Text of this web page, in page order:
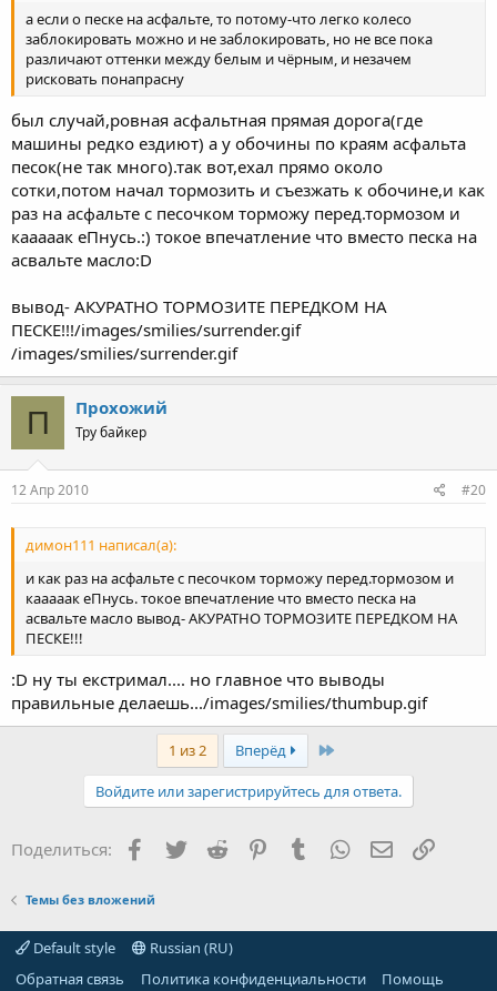
а если о песке на асфальте, то потому-что легко колесо
заблокировать можно и не заблокировать, но не все пока
различают оттенки между белым и чёрным, и незачем
рисковать понапрасну
был случай,ровная асфальтная прямая дорога(где
машины редко ездиют) а у обочины по краям асфальта
песок(не так много).так вот,ехал прямо около
сотки,потом начал тормозить и съезжать к обочине,и как
раз на асфальте с песочком торможу перед.тормозом и
кааааак еПнусь.:) токое впечатление что вместо песка на
асвальте масло:D
вывод- АКУРАТНО ТОРМОЗИТЕ ПЕРЕДКОМ НА
ПЕСКЕ!!!/images/smilies/surrender.gif
/images/smilies/surrender.gif
П Прохожий
Тру байкер
12 Апр 2010 #20
димон111 написал(а):
и как раз на асфальте с песочком торможу перед.тормозом и
кааааак еПнусь. токое впечатление что вместо песка на
асвальте масло вывод- АКУРАТНО ТОРМОЗИТЕ ПЕРЕДКОМ НА
ПЕСКЕ!!!
:D ну ты екстримал.... но главное что выводы
правильные делаешь.../images/smilies/thumbup.gif
1 из 2 Вперёд Last
Войдите или зарегистрируйтесь для ответа.
Поделиться: Facebook
TwitterReddit PinterestTumblr WhatsApp Ссылка
Темы без вложений
Default style
Russian (RU)
Обратная связь
Политика конфиденциальности
Помощь